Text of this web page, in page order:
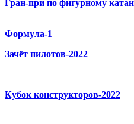
Гран-при по фигурному
Формула-1
Зачёт пилотов-2022
Кубок конструкторов-2022